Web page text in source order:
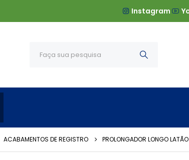
Instagram
ACABAMENTOS DE REGISTRO PROLONGADOR LONGO LATÃO